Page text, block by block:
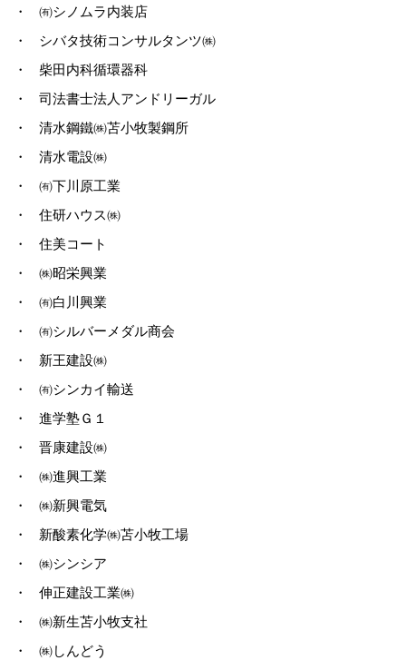
・
㈲シノムラ内装店
・
シバタ技術コンサルタンツ㈱
・
柴田内科循環器科
・
司法書士法人アンドリーガル
・
清水鋼鐵㈱苫小牧製鋼所
・
清水電設㈱
・
㈲下川原工業
・
住研ハウス㈱
・
住美コート
・
㈱昭栄興業
・
㈲白川興業
・
㈲シルバーメダル商会
・
新王建設㈱
・
㈲シンカイ輸送
・
進学塾Ｇ１
・
晋康建設㈱
・
㈱進興工業
・
㈱新興電気
・
新酸素化学㈱苫小牧工場
・
㈱シンシア
・
伸正建設工業㈱
・
㈱新生苫小牧支社
・
㈱しんどう